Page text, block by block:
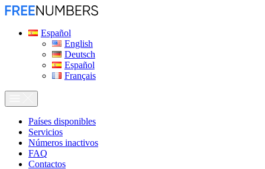
Español
English
Deutsch
Español
Français
Países disponibles
Servicios
Números inactivos
FAQ
Contactos